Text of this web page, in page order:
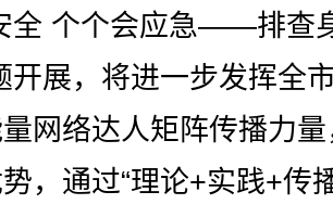
全 个个会应急——排查
开展，将进一步发挥全
网络达人矩阵传播力
，通过“理论+实践+传